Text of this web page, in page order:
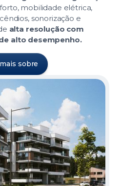
mobilidade elétrica,
sonorização e
alta resolução com
alto desempenho.
sobre